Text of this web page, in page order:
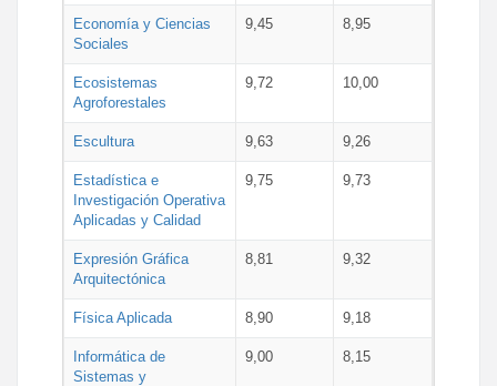
Economía y Ciencias
Sociales
9,45 8,95
Ecosistemas
Agroforestales
9,72 10,00
Escultura 9,63 9,26
Estadística e
Investigación Operativa
Aplicadas y Calidad
9,75 9,73
Expresión Gráfica
Arquitectónica
8,81 9,32
Física Aplicada 8,90 9,18
Informática de
Sistemas y
9,00 8,15